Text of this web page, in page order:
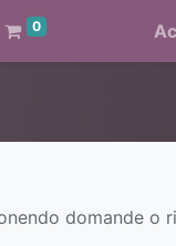
0
domande o